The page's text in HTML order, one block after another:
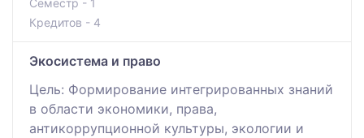
Кредитов - 4
Экосистема и право
Цель: Формирование интегрированных знаний
в области экономики, права,
антикоррупционной культуры, экологии и